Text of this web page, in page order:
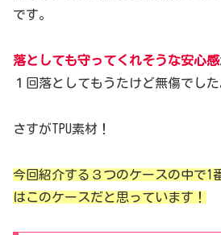
です。
落としても守ってくれそうな安心感
１回落としてもうたけど無傷でした
さすがTPU素材！
今回紹介する３つのケースの中で1
はこのケースだと思っています！